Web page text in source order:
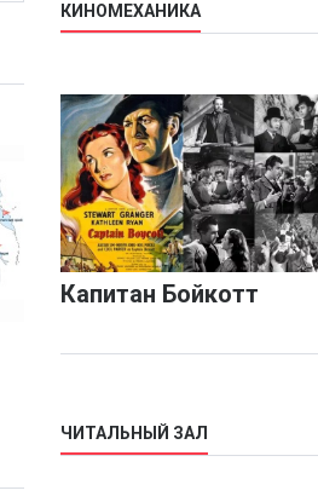
КИНОМЕХАНИКА
Капитан Бойкотт
ЧИТАЛЬНЫЙ ЗАЛ